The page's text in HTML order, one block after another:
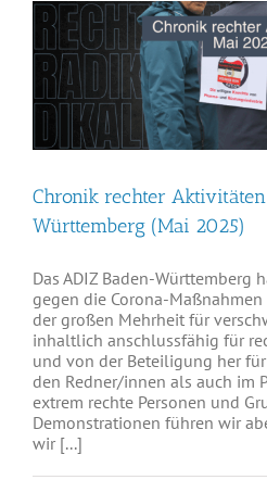
Chronik rechter
Württemberg (Mai 2025)
Das ADIZ Baden-Württemberg
gegen die Corona-
der großen Mehrheit für
inhaltlich anschlussfähig für
und von der Beteiligung her
den Redner/innen als auch im
extrem rechte Personen und
Demonstrationen führen wir
wir [...]